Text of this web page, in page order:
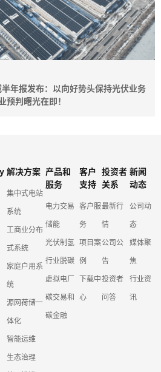
年报发布：以向好势头保持光伏业务
预判曙光在即！
解决方案
集中式电站
系统
工商业分布
式系统
家庭户用系
统
源网荷储一
体化
智能运维
生态治理
产品和
服务
电力交易
储能
光伏制氢
行业脱碳
虚拟电厂
碳交易和
碳金融
客户
支持
客户服
务
项目案
例
下载中
心
投资者
关系
最新行
情
公司公
告
投资者
问答
新闻
动态
公司动
态
媒体聚
焦
行业资
讯